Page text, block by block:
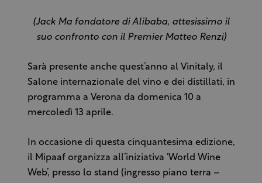
(Jack Ma fondatore di Alibaba, attesissimo il
suo confronto con il Premier Matteo Renzi)
Sarà presente anche quest’anno al Vinitaly, il
Salone internazionale del vino e dei distillati, in
programma a Verona da domenica 10 a
mercoledì 13 aprile.
In occasione di questa cinquantesima edizione,
il Mipaaf organizza all’iniziativa ‘World Wine
Web’, presso lo stand (ingresso piano terra –